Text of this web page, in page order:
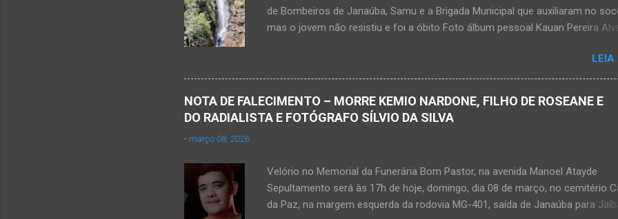
s
de Bombeiros de Janaúba, Samu e a Brigada Municipal que auxiliaram no
mas o jovem não resistiu e foi a óbito Foto álbum pessoal Kauan Pereira
Mato Verde, pouco tempo antes de se afogar e depois vir a óbito nesta
feira, dia 28 de abril de 2026. Foto álbum pessoal Kauan Pereira Alves.
Populares, Corpo de Bombeiros Militar, Samu e Brigada Municipal socorrem
estudante que se afogou em cachoeira em Mato Verde nesta terça-feira,
Minas. Um adolescente de 16 anos morreu após se afogar na Cachoeira de
Rosa, localizada na zona rural de Ma...
LEIA
NOTA DE FALECIMENTO – MORRE KEMIO NARDONE, FILHO DE ROSEANE E
DO RADIALISTA E FOTÓGRAFO SÍLVIO DA SILVA
-março 08, 2026
Velório no Memorial da Funerária Bom Pastor, na avenida Manoel Atayde
Sepultamento será às 17h de hoje, domingo, dia 08 de março, no cemitério
da Paz, na margem esquerda da rodovia MG-401, saída de Janaúba para